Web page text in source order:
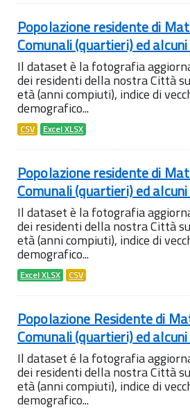
Popolazione residente di
Comunali (quartieri) ed alcuni
Il dataset è la fotografia
dei residenti della nostra Città
età (anni compiuti), indice di
demografico...
CSV Excel XLSX
Popolazione residente di
Comunali (quartieri) ed alcuni
Il dataset è la fotografia
dei residenti della nostra Città
età (anni compiuti), indice di
demografico...
Excel XLSX CSV
Popolazione Residente di
Comunali (quartieri) ed alcuni
Il dataset é la fotografia
dei residenti della nostra Città
età (anni compiuti), indice di
demografico...